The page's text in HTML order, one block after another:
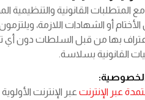
مع المتطلبات القانونية
أو الشهادات اللازمة،
بها من قبل السلطات دون أي
القانونية بسلاسة.
عبر الإنترنتعبر الإنترنت